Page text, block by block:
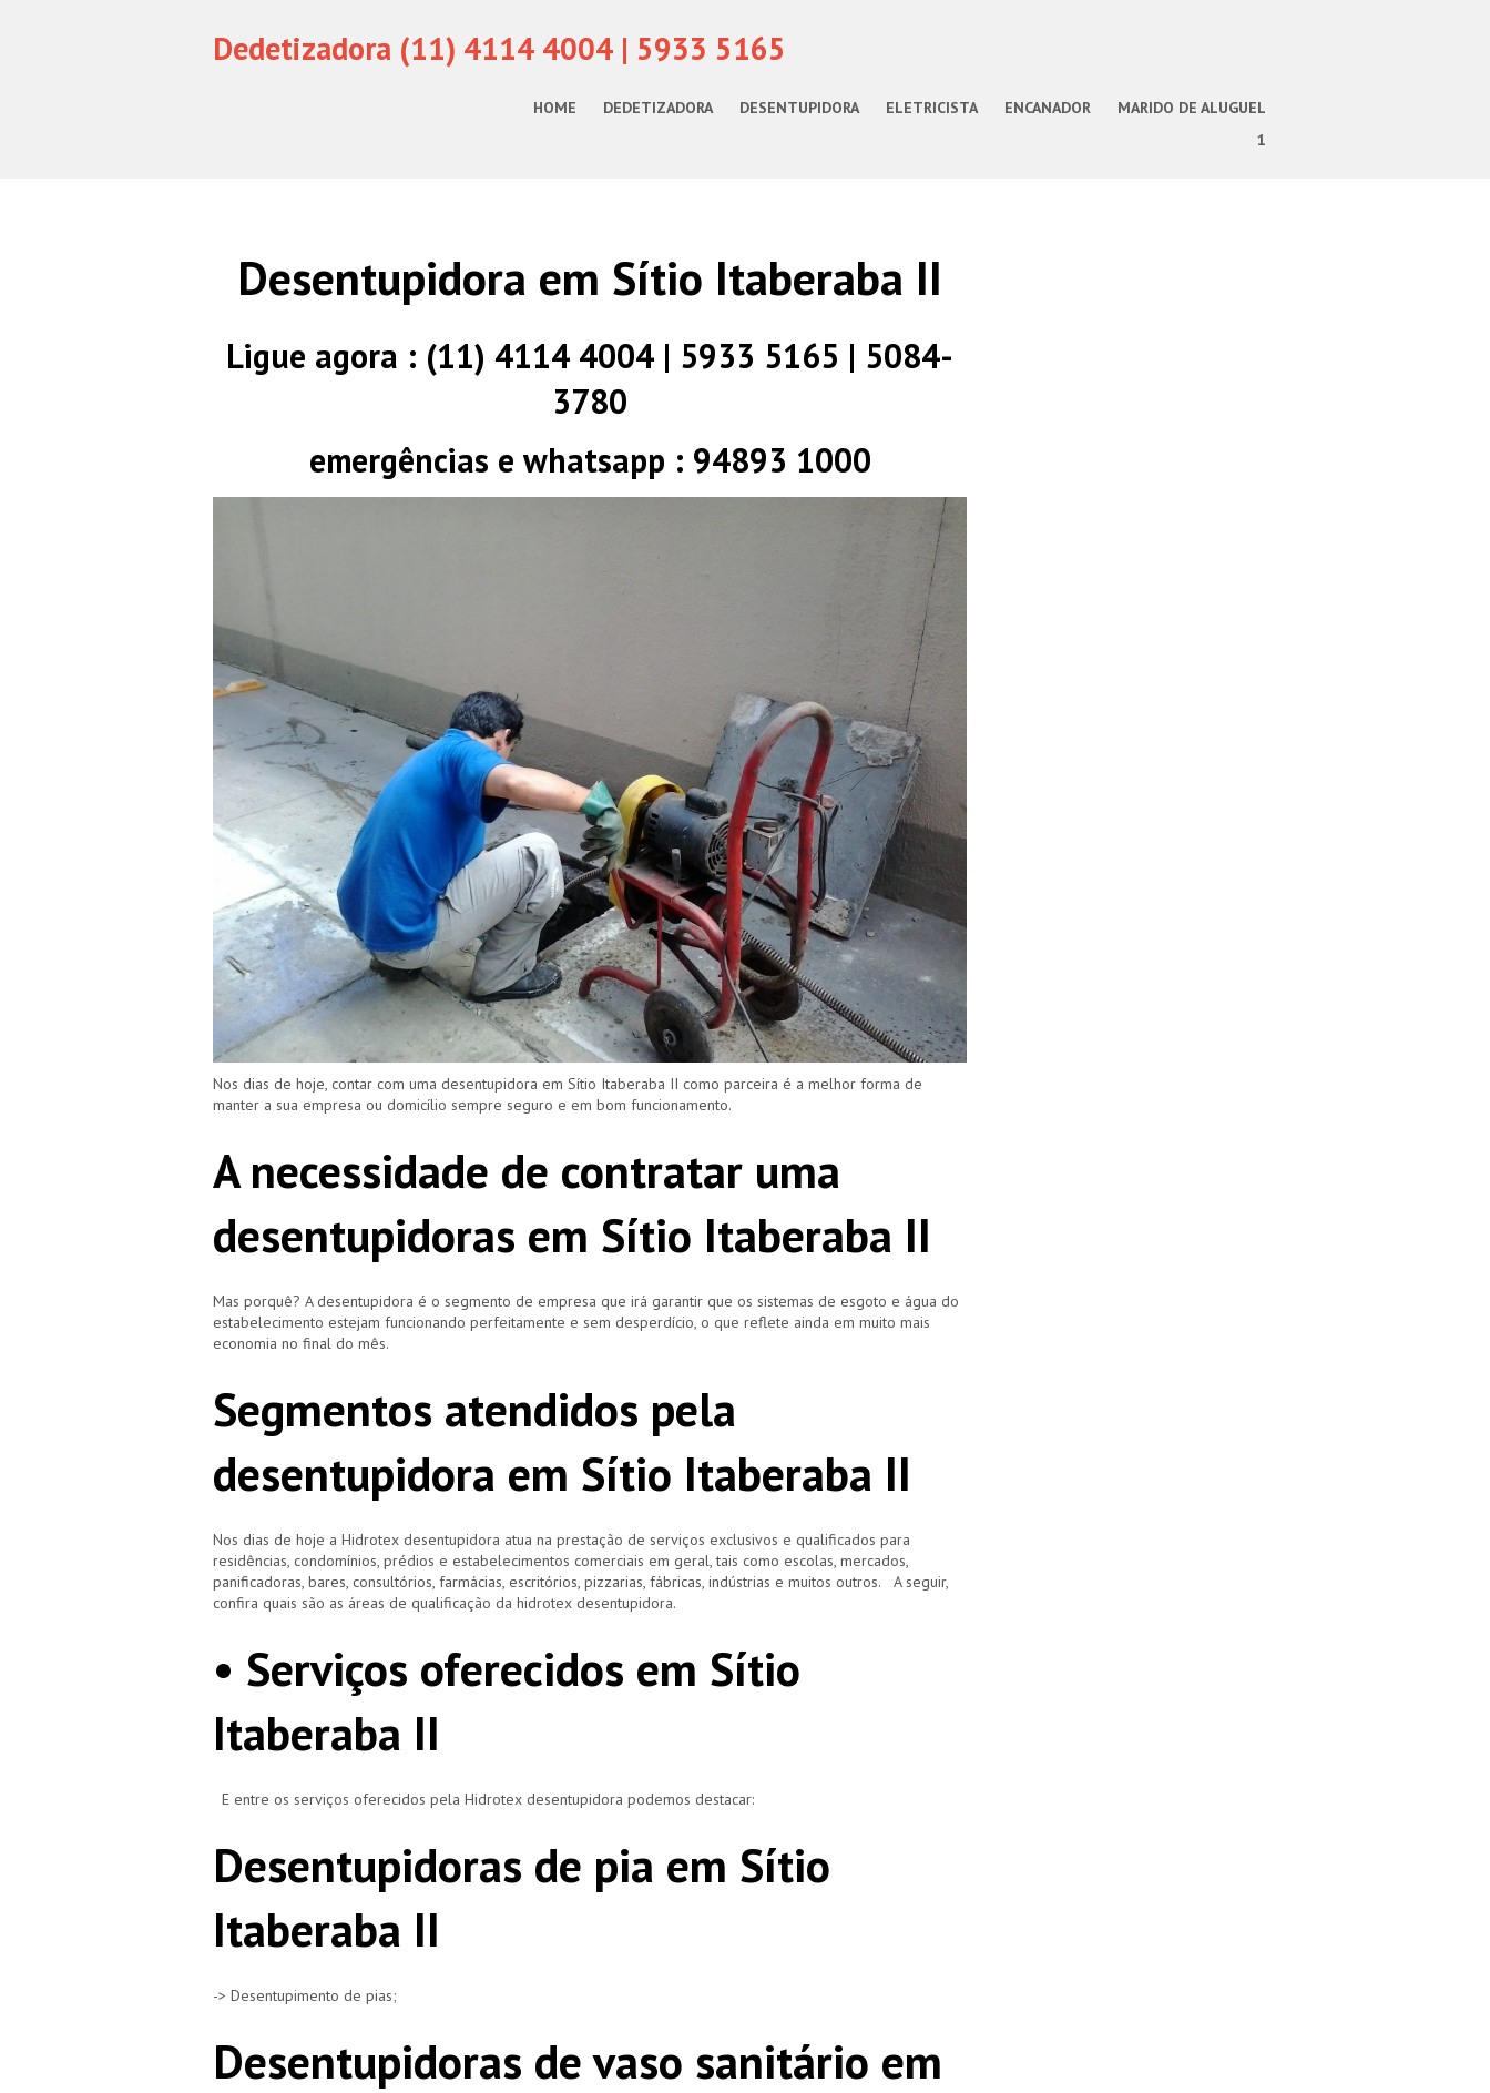
Dedetizadora (11) 4114 4004 | 5933 5165
HOME DEDETIZADORA DESENTUPIDORA ELETRICISTA ENCANADOR
MARIDO DE ALUGUEL
1
Desentupidora em Sítio Itaberaba II
Ligue agora : (11) 4114 4004 | 5933 5165 | 5084-
3780
emergências e whatsapp : 94893 1000
Nos dias de hoje, contar com uma desentupidora em Sítio Itaberaba II como parceira é a melhor forma de
manter a sua empresa ou domicílio sempre seguro e em bom funcionamento.
A necessidade de contratar uma
desentupidoras em Sítio Itaberaba II
Mas porquê? A desentupidora é o segmento de empresa que irá garantir que os sistemas de esgoto e água do
estabelecimento estejam funcionando perfeitamente e sem desperdício, o que reflete ainda em muito mais
economia no final do mês.
Segmentos atendidos pela
desentupidora em Sítio Itaberaba II
Nos dias de hoje a Hidrotex desentupidora atua na prestação de serviços exclusivos e qualificados para
residências, condomínios, prédios e estabelecimentos comerciais em geral, tais como escolas, mercados,
panificadoras, bares, consultórios, farmácias, escritórios, pizzarias, fábricas, indústrias e muitos outros. A seguir,
confira quais são as áreas de qualificação da hidrotex desentupidora.
• Serviços oferecidos em Sítio
Itaberaba II
E entre os serviços oferecidos pela Hidrotex desentupidora podemos destacar:
Desentupidoras de pia em Sítio
Itaberaba II
-> Desentupimento de pias;
Desentupidoras de vaso sanitário em